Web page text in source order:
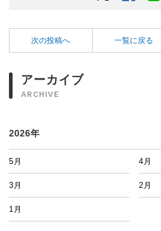
次の投稿へ 一覧に戻る
アーカイブ
ARCHIVE
2026年
5月 4月
3月 2月
1月